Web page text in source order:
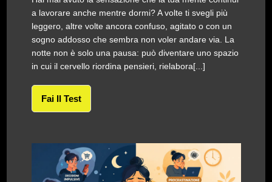
a lavorare anche mentre dormi? A volte ti svegli più
leggero, altre volte ancora confuso, agitato o con un
sogno addosso che sembra non voler andare via. La
notte non è solo una pausa: può diventare uno spazio
in cui il cervello riordina pensieri, rielabora[...]
Fai Il Test